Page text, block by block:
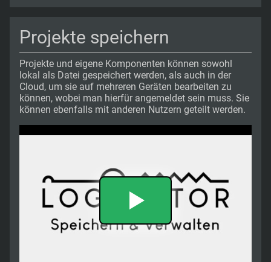
Projekte speichern
Projekte und eigene Komponenten können sowohl
lokal als Datei gespeichert werden, als auch in der
Cloud, um sie auf mehreren Geräten bearbeiten zu
können, wobei man hierfür angemeldet sein muss. Sie
können ebenfalls mit anderen Nutzern geteilt werden.